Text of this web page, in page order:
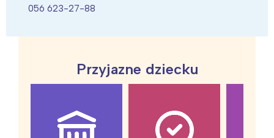
056 623-27-88
Przyjazne dziecku